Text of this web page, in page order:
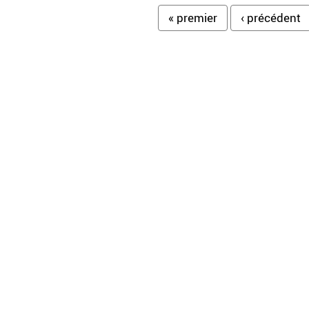
« premier ‹ précédent